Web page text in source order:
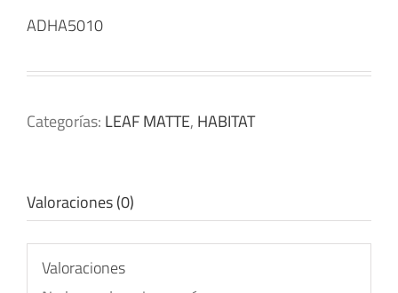
ADHA5010
Categorías: LEAF MATTE, HABITAT
Valoraciones (0)
Valoraciones